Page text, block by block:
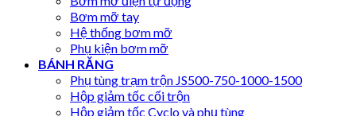
Bơm mỡ tay
Hệ thống bơm mỡ
Phụ kiện bơm mỡ
BÁNH RĂNG
Phụ tùng trạm trộn JS500-750-1000-1500
Hộp giảm tốc cối trộn
Hộp giảm tốc Cyclo và phụ tùng